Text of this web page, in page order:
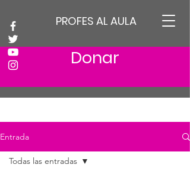
PROFES AL AULA
Donar
Entrada
Todas las entradas